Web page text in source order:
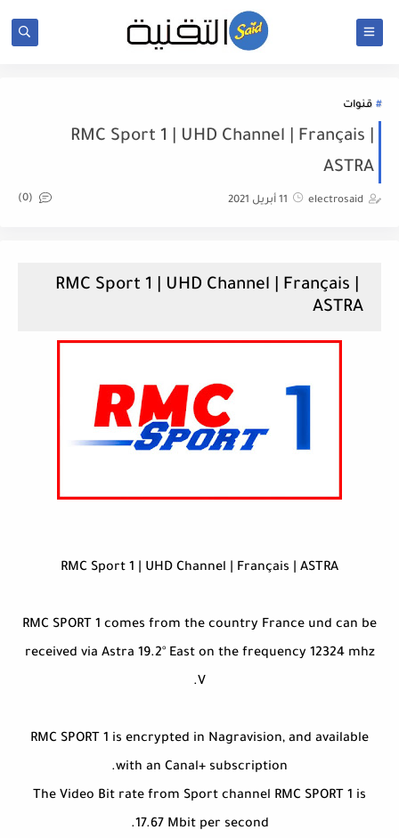
قنوات
RMC Sport 1 | UHD Channel | Français |
ASTRA
electrosaid 11 أبريل 2021 (0)
RMC Sport 1 | UHD Channel | Français |
ASTRA
RMC Sport 1 | UHD Channel | Français | ASTRA
RMC SPORT 1 comes from the country France und can be
received via Astra 19.2° East on the frequency 12324 mhz
V.
RMC SPORT 1 is encrypted in Nagravision, and available
with an Canal+ subscription.
The Video Bit rate from Sport channel RMC SPORT 1 is
17.67 Mbit per second.